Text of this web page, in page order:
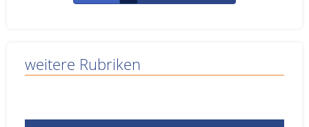
weitere Rubriken